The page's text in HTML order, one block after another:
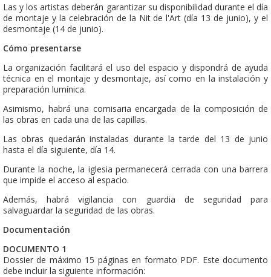
Las y los artistas deberán garantizar su disponibilidad durante el día
de montaje y la celebración de la Nit de l'Art (día 13 de junio), y el
desmontaje (14 de junio).
Cómo presentarse
La organización facilitará el uso del espacio y dispondrá de ayuda
técnica en el montaje y desmontaje, así como en la instalación y
preparación lumínica.
Asimismo, habrá una comisaria encargada de la composición de
las obras en cada una de las capillas.
Las obras quedarán instaladas durante la tarde del 13 de junio
hasta el día siguiente, día 14.
Durante la noche, la iglesia permanecerá cerrada con una barrera
que impide el acceso al espacio.
Además, habrá vigilancia con guardia de seguridad para
salvaguardar la seguridad de las obras.
Documentación
DOCUMENTO 1
Dossier de máximo 15 páginas en formato PDF. Este documento
debe incluir la siguiente información: